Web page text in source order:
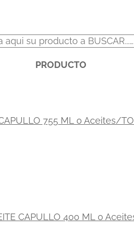
PRODUCTO
755 ML 0 Aceites/
CAPULLO 400 ML 0